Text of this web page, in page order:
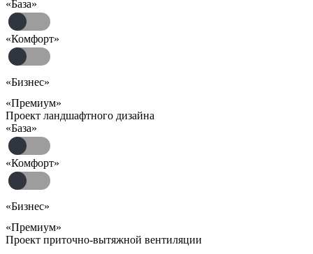
«База»
«Комфорт»
«Бизнес»
«Премиум»
Проект ландшафтного дизайна
«База»
«Комфорт»
«Бизнес»
«Премиум»
Проект приточно-вытяжной вентиляции